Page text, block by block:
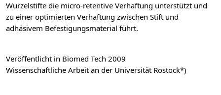
Wurzelstifte die micro-retentive Verhaftung unterstützt und
zu einer optimierten Verhaftung zwischen Stift und
adhäsivem Befestigungsmaterial führt.
Veröffentlicht in Biomed Tech 2009
Wissenschaftliche Arbeit an der Universität Rostock*)